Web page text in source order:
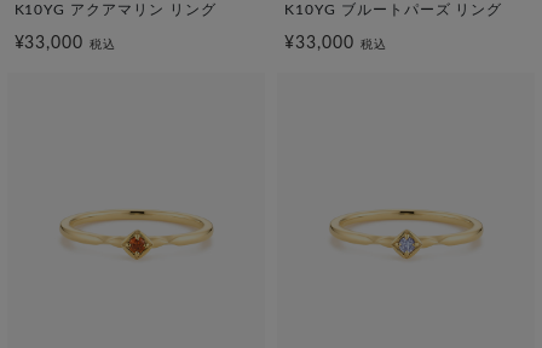
K10YG アクアマリン リング
¥33,000税込
K10YG ブルートパーズ リング
¥33,000 税込